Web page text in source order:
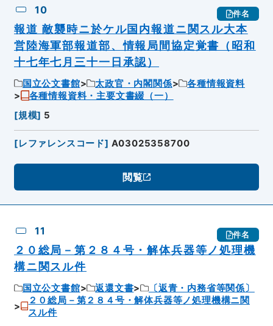
10 件名
報道 敵襲時ニ於ケル国内報道ニ関スル大本
営陸海軍部報道部、情報局間協定覚書（昭和
十七年七月三十一日承認）
国立公文書館 太政官・内閣関係
各種情報資料
各種情報資料・主要文書綴（一）
[規模] 5
[レファレンスコード] A03025358700
閲覧
11 件名
２０総局－第２８４号・解体兵器等ノ処理機
構ニ関スル件
国立公文書館 返還文書
〔返青・内務省等関係〕
２０総局－第２８４号・解体兵器等ノ処理機構ニ関
スル件